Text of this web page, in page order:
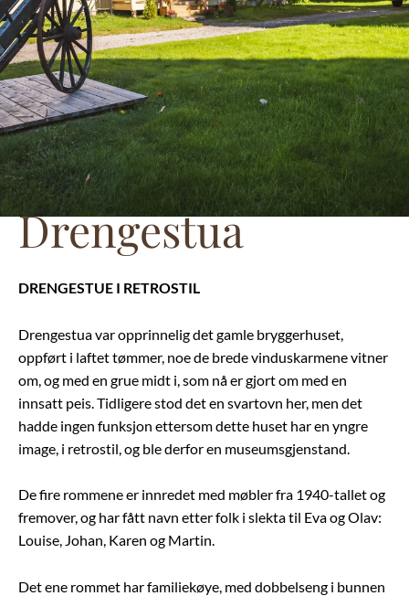
Drengestua
DRENGESTUE I RETROSTIL
Drengestua var opprinnelig det gamle bryggerhuset,
oppført i laftet tømmer, noe de brede vinduskarmene vitner
om, og med en grue midt i, som nå er gjort om med en
innsatt peis. Tidligere stod det en svartovn her, men det
hadde ingen funksjon ettersom dette huset har en yngre
image, i retrostil, og ble derfor en museumsgjenstand.
De fire rommene er innredet med møbler fra 1940-tallet og
fremover, og har fått navn etter folk i slekta til Eva og Olav:
Louise, Johan, Karen og Martin.
Det ene rommet har familiekøye, med dobbelseng i bunnen